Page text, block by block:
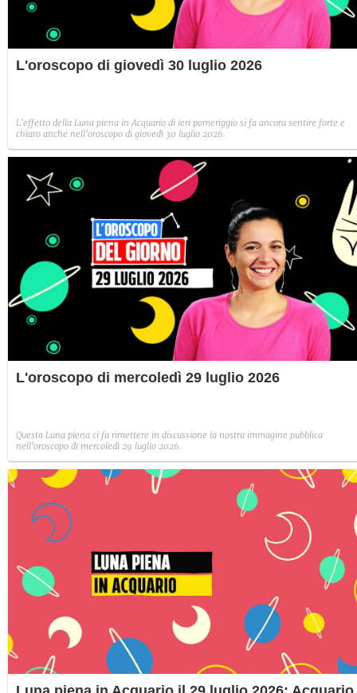
L'oroscopo di giovedì 30 luglio 2026
L'effetto della Luna piena in Acquario di ieri pomeriggio si fa ancora sentire forte e
chiaro anche nell'oroscopo di giovedì 30 luglio 2026.
L'oroscopo di mercoledì 29 luglio 2026
Questa Luna piena ci fa rimettere in discussione la nostra immagine pubblica
nell'oroscopo di mercoledì 29 luglio 2026.